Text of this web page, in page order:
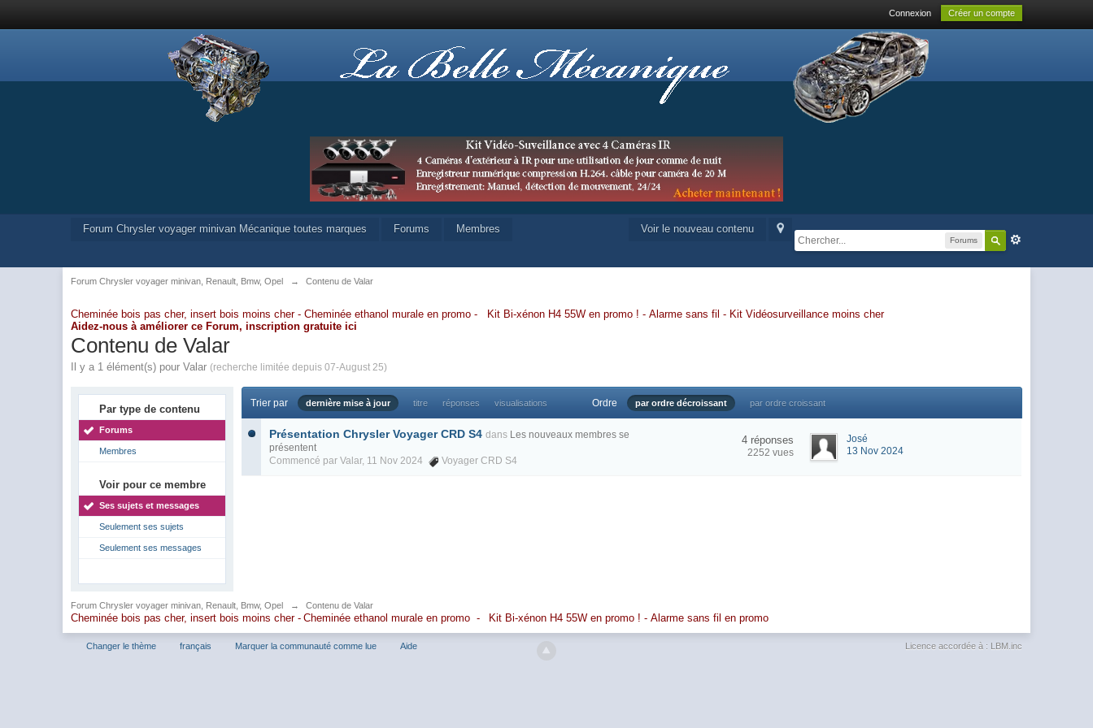
Connexion Créer un compte
Forums
Voir le nouveau contenu
Forum Chrysler voyager minivan Mécanique toutes marques Forums Membres
Forum Chrysler voyager minivan, Renault, Bmw, Opel → Contenu de Valar
Cheminée bois pas cher, insert bois moins cher - Cheminée ethanol murale en promo - Kit Bi-xénon H4 55W en promo ! - Alarme sans fil- Kit Vidéosurveillance moins cher
Aidez-nous à améliorer ce Forum, inscription gratuite ici
Contenu de Valar
Il y a 1 élément(s) pour Valar (recherche limitée depuis 07-August 25)
Par type de contenu
Forums
Membres
Voir pour ce membre
Ses sujets et messages
Seulement ses sujets
Seulement ses messages
Trier par dernière mise à jour titre réponses visualisations Ordre par ordre décroissant par ordre croissant
Présentation Chrysler Voyager CRD S4 dans Les nouveaux membres se
présentent
Commencé parValar, 11 Nov 2024 Voyager CRD S4
4 réponses
2252 vues
José
13 Nov 2024
Forum Chrysler voyager minivan, Renault, Bmw, Opel → Contenu de Valar
Cheminée bois pas cher, insert bois moins cher - Cheminée ethanol murale en promo - Kit Bi-xénon H4 55W en promo ! - Alarme sans fil en promo
Changer le thème français Marquer la communauté comme lue Aide Licence accordée à : LBM.inc